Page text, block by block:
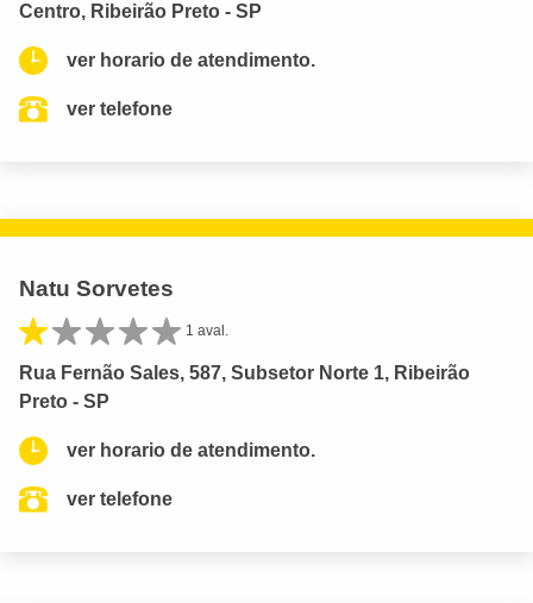
Centro, Ribeirão Preto - SP
ver horario de atendimento.
ver telefone
Natu Sorvetes
1 aval.
Rua Fernão Sales, 587, Subsetor Norte 1, Ribeirão
Preto - SP
ver horario de atendimento.
ver telefone